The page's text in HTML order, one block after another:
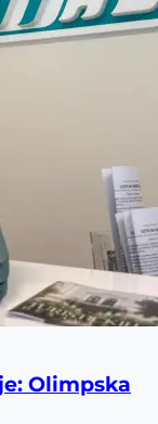
Olimpska